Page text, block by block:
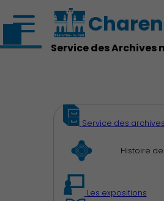
Service des Archives
Service des archives
Histoire
Les expositions